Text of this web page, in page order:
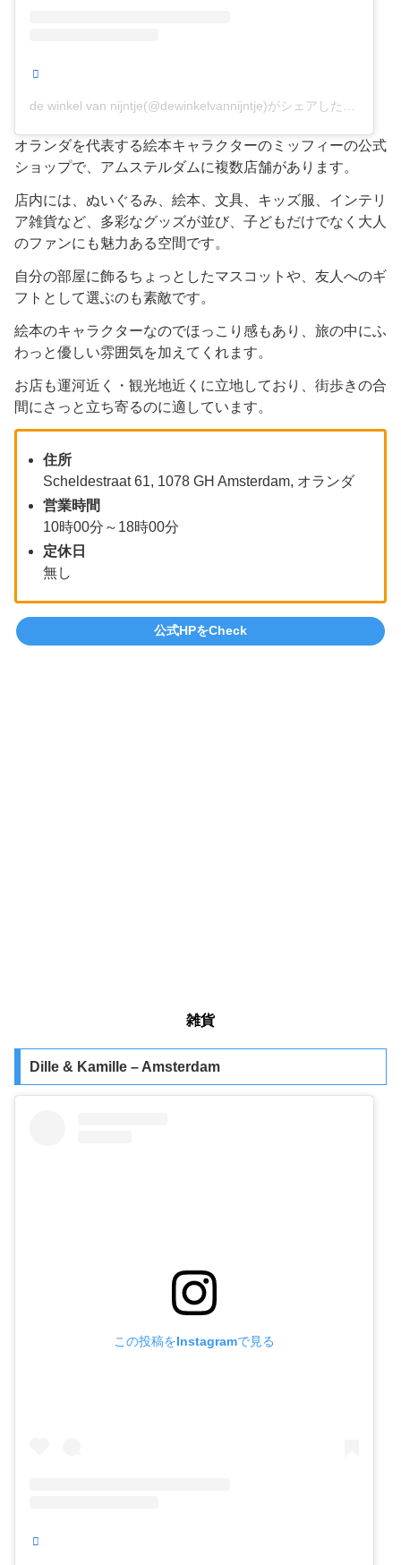
de winkel van nijntje(@dewinkelvannijntje)がシェアした投稿
オランダを代表する絵本キャラクターのミッフィーの公式
ショップで、アムステルダムに複数店舗があります。
店内には、ぬいぐるみ、絵本、文具、キッズ服、インテリ
ア雑貨など、多彩なグッズが並び、子どもだけでなく大人
のファンにも魅力ある空間です。
自分の部屋に飾るちょっとしたマスコットや、友人へのギ
フトとして選ぶのも素敵です。
絵本のキャラクターなのでほっこり感もあり、旅の中にふ
わっと優しい雰囲気を加えてくれます。
お店も運河近く・観光地近くに立地しており、街歩きの合
間にさっと立ち寄るのに適しています。
住所
Scheldestraat 61, 1078 GH Amsterdam, オランダ
営業時間
10時00分～18時00分
定休日
無し
公式HPをCheck
雑貨
Dille & Kamille – Amsterdam
この投稿をInstagramで見る